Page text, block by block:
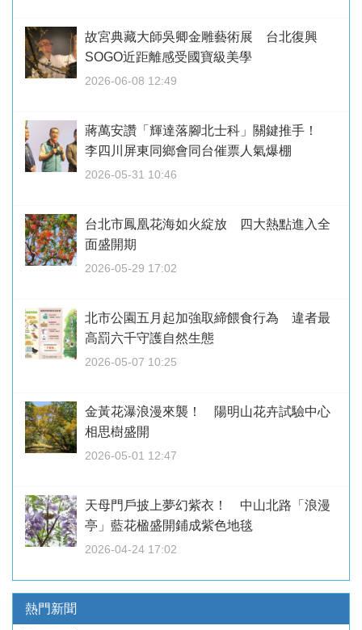
故宮典藏大師吳卿金雕藝術展 台北復興
SOGO近距離感受國寶級美學
2026-06-08 12:49
蔣萬安讚「輝達落腳北士科」關鍵推手！
李四川屏東同鄉會同台催票人氣爆棚
2026-05-31 10:46
台北市鳳凰花海如火綻放 四大熱點進入全
面盛開期
2026-05-29 17:02
北市公園五月起加強取締餵食行為 違者最
高罰六千守護自然生態
2026-05-07 10:25
金黃花瀑浪漫來襲！ 陽明山花卉試驗中心
相思樹盛開
2026-05-01 12:47
天母門戶披上夢幻紫衣！ 中山北路「浪漫
亭」藍花楹盛開鋪成紫色地毯
2026-04-24 17:02
熱門新聞